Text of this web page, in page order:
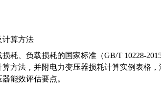
计算方法
耗、负载损耗的国家标准（GB/T 10228-
方法，并附电力变压器损耗计算实例表格，
能效评估要点。